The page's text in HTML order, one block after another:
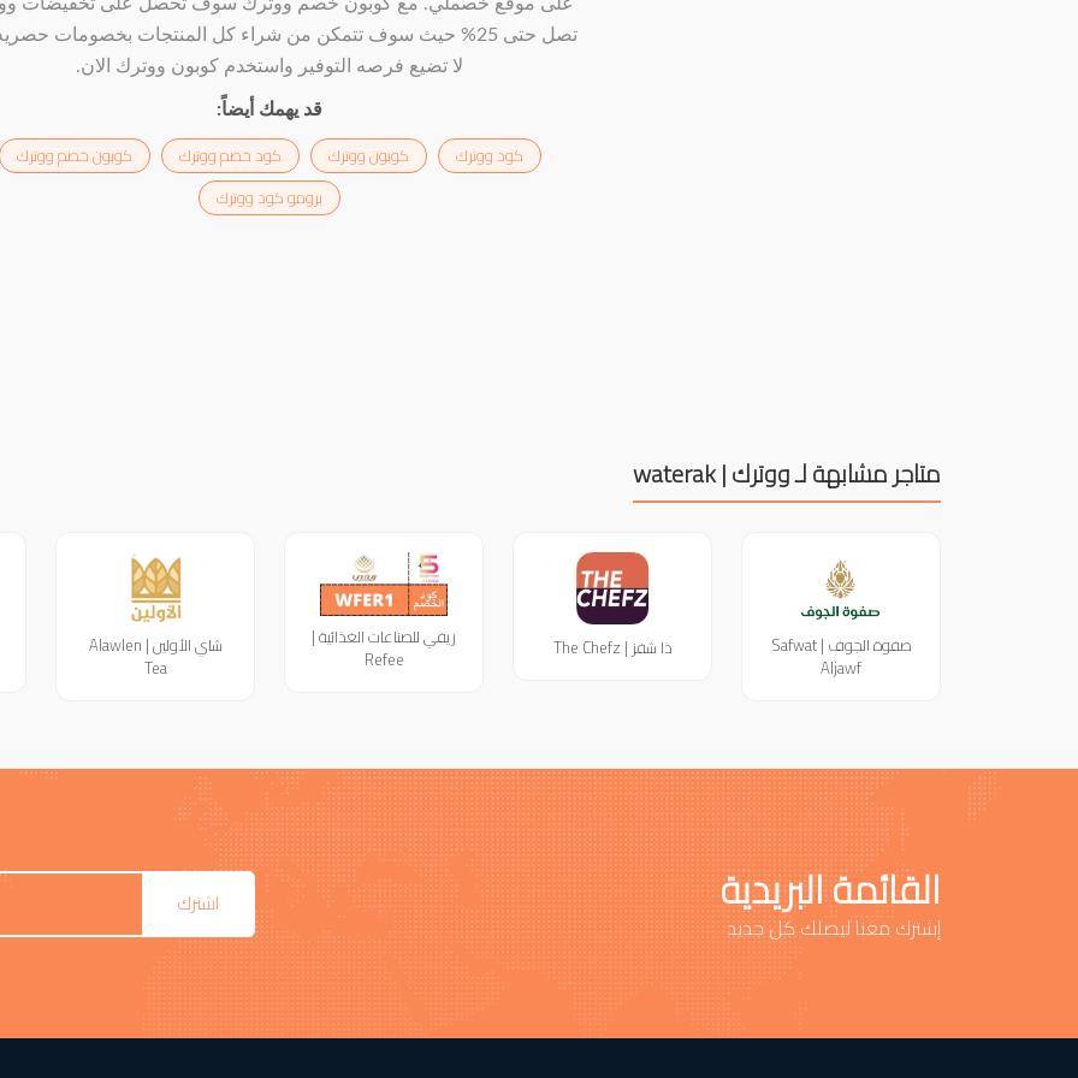
تصل حتى 25% حيث سوف تتمكن من شراء كل المنتجات بخصومات
لا تضيع فرصه التوفير واستخدم كوبون ووترك الان.
قد يهمك أيضاً:
كود ووترك كوبون ووترك كود خصم ووترك
كوبون خصم ووترك
برومو كود ووترك
متاجر مشابهة لـ ووترك | waterak
صفوة الجوف | Safwat
Aljawf
ذا شفز | The Chefz ريفي للصناعات الغذائية |
Refee شاي الأولين | Alawlen
Tea
القائمة البريدية
إشترك معنا ليصلك كل جديد
اشترك